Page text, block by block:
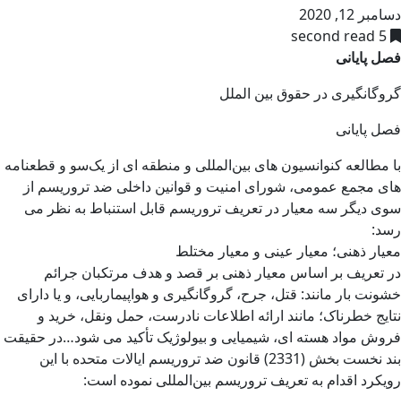
دسامبر 12, 2020
5 second read
فصل پایانی
گروگانگیری در حقوق بین الملل
فصل پایانی
با مطالعه کنوانسیون های بین‌المللی و منطقه ای از یک‌سو و قطعنامه
های مجمع عمومی، شورای امنیت و قوانین داخلی ضد تروریسم از
سوی دیگر سه معیار در تعریف تروریسم قابل استنباط به نظر می
رسد:
معیار ذهنی؛ معیار عینی و معیار مختلط
در تعریف بر اساس معیار ذهنی بر قصد و هدف مرتکبان جرائم
خشونت بار مانند: قتل، جرح، گروگانگیری و هواپیماربایی، و یا دارای
نتایج خطرناک؛ مانند ارائه اطلاعات نادرست، حمل ونقل، خرید و
فروش مواد هسته ای، شیمیایی و بیولوژیک تأکید می شود…در حقیقت
بند نخست بخش (2331) قانون ضد تروریسم ایالات متحده با این
رویکرد اقدام به تعریف تروریسم بین‌المللی نموده است: